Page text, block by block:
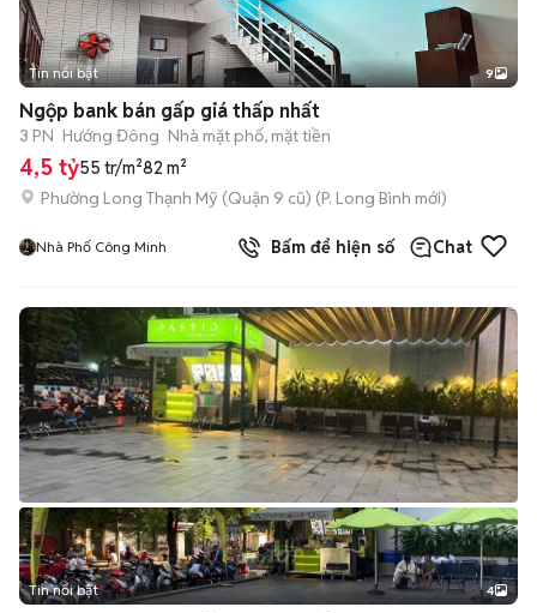
+2
Tin nổi bật 9
Ngộp bank bán gấp giá thấp nhất
3 PN Hướng Đông Nhà mặt phố, mặt tiền
4,5 tỷ55 tr/m²82 m²
Phường Long Thạnh Mỹ (Quận 9 cũ) (P. Long Bình mới)
Nhà Phố Công Minh Bấm để hiện số Chat
Tin nổi bật 4